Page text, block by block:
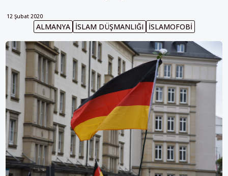
12 Şubat 2020
ALMANYA İSLAM DÜŞMANLIĞI İSLAMOFOBI